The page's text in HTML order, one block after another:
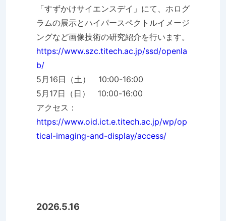
「すずかけサイエンスデイ」にて、ホログ
ラムの展示とハイパースペクトルイメージ
ングなど画像技術の研究紹介を行います。
https://www.szc.titech.ac.jp/ssd/openla
b/
5月16日（土） 10:00-16:00
5月17日（日） 10:00-16:00
アクセス：
https://www.oid.ict.e.titech.ac.jp/wp/op
tical-imaging-and-display/access/
2026.5.16